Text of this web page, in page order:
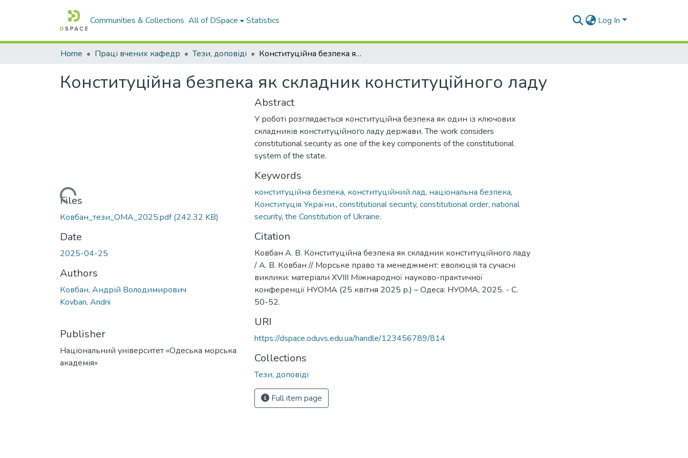
Communities & Collections All of DSpace Statistics Log In
Home Праці вчених кафедр Тези, доповіді Конституційна безпека як складник конституційного ладу
Конституційна безпека як складник конституційного ладу
Loading...
Files
Ковбан_тези_ОМА_2025.pdf(242.32 KB)
Date
2025-04-25
Authors
Ковбан, Андрій Володимирович
Kovban, Andrii
Publisher
Національний університет «Одеська морська
академія»
Abstract
У роботі розглядається конституційна безпека як один із ключових
складників конституційного ладу держави. The work considers
constitutional security as one of the key components of the constitutional
system of the state.
Keywords
конституційна безпека, конституційний лад, національна безпека,
Конституція України., constitutional security, constitutional order, national
security, the Constitution of Ukraine.
Citation
Ковбан А. В. Конституційна безпека як складник конституційного ладу
/ А. В. Ковбан // Морське право та менеджмент: еволюція та сучасні
виклики: матеріали XVІІІ Міжнародної науково-практичної
конференції НУОМА (25 квітня 2025 р.) – Одеса: НУОМА, 2025. - С.
50-52.
URI
https://dspace.oduvs.edu.ua/handle/123456789/814
Collections
Тези, доповіді
Full item page